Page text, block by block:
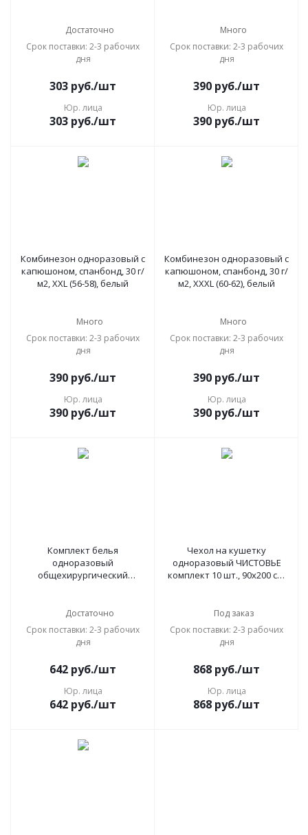
Достаточно
Срок поставки: 2-3 рабочих
дня
303 руб./шт
Юр. лица
303 руб./шт
Много
Срок поставки: 2-3 рабочих
дня
390 руб./шт
Юр. лица
390 руб./шт
Комбинезон одноразовый с
капюшоном, спанбонд, 30 г/
м2, XXL (56-58), белый
Много
Срок поставки: 2-3 рабочих
дня
390 руб./шт
Юр. лица
390 руб./шт
Комбинезон одноразовый с
капюшоном, спанбонд, 30 г/
м2, XXXL (60-62), белый
Много
Срок поставки: 2-3 рабочих
дня
390 руб./шт
Юр. лица
390 руб./шт
Комплект белья
одноразовый
общехирургический
Достаточно
Срок поставки: 2-3 рабочих
дня
642 руб./шт
Юр. лица
642 руб./шт
Чехол на кушетку
одноразовый ЧИСТОВЬЕ
комплект 10 шт., 90х200 см,
Под заказ
Срок поставки: 2-3 рабочих
дня
868 руб./шт
Юр. лица
868 руб./шт